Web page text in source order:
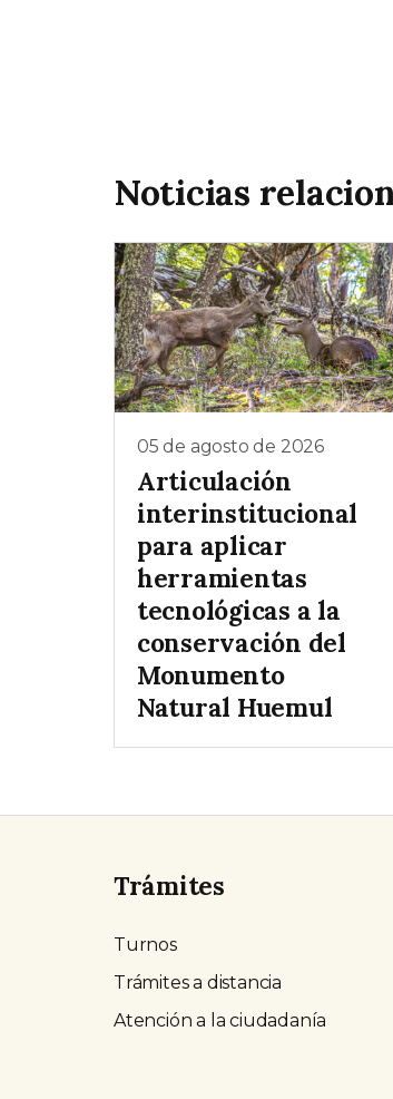
Noticias
05 de agosto de 2026
Articulación
interinstitucional
para aplicar
herramientas
tecnológicas a la
conservación del
Monumento
Natural Huemul
Trámites
Turnos
Trámites a distancia
Atención a la ciudadanía